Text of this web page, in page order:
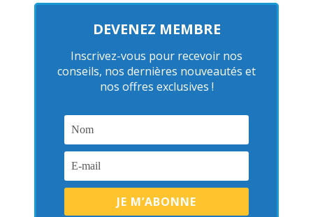
DEVENEZ MEMBRE
Inscrivez-vous pour recevoir nos
conseils, nos dernières nouveautés et
nos offres exclusives !